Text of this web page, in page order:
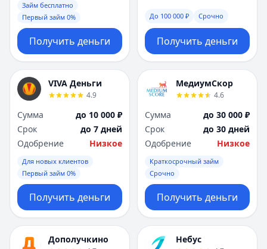
Сочи
Сургут
Т
Тверь
Тольятти
Томск
Тула
Тюмень
Ульяновск
Х
Хабаровск
Ч
Чебоксары
Челябинск
Чита
Сочи
Сургут
Т
Тверь
Тольятти
Томск
Тула
Тюмень
Ульяновск
Х
Хабаровск
Ч
Чебоксары
Челябинск
Чита
Займ бесплатно
Первый займ 0%
Получить деньги
До 100 000 ₽ Срочно
Получить деньги
VIVA Деньги
4.9
Сумма
до 10 000 ₽
Срок
до 7 дней
Одобрение
Низкое
Для новых клиентов
Первый займ 0%
Получить деньги
МедиумСкор
4.6
Сумма
до 30 000 ₽
Срок
до 30 дней
Одобрение
Низкое
Краткосрочный займ
Срочно
Получить деньги
Дополучкино Небус